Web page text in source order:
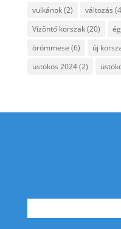
vulkánok(2) változás
Vízöntő korszak(20)
örömmese (6) új
üstökös 2024(2)